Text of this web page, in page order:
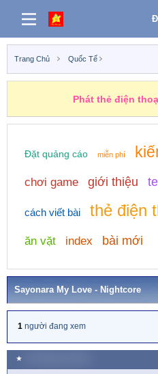
Trang Chủ Quốc Tế
Phát thẻ điện
Những nhiệm vụ
Đặt quảng cáo miễn phí
chơi game giới thiệu
cách viết bài thẻ điện
ăn vặt index bài mới
Sayonara My Love - Nightcore
1 người đang xem
★